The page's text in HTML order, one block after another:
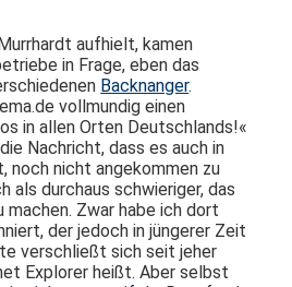
aufhielt, kamen
in Frage, eben das
Backnanger.
vollmundig einen
in allen Orten Deutschlands!«
Nachricht, dass es auch in
noch nicht angekommen zu
als durchaus schwieriger, das
machen. Zwar habe ich dort
der jedoch in jüngerer Zeit
verschließt sich seit jeher
Explorer heißt. Aber selbst